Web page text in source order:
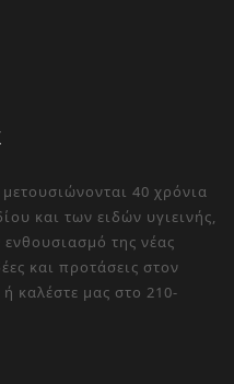
40 χρόνια
και των ειδών υγιεινής,
ενθουσιασμό της νέας
και προτάσεις στον
καλέστε μας στο 210-